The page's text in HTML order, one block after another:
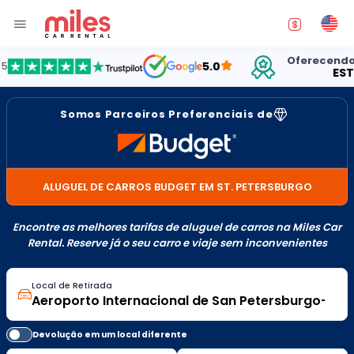
5.0 Oferecendo
Somos Parceiros Preferenciais de
ALUGUEL DE CARROS BUDGET EM ST. PETERSBURGO
Encontre as melhores tarifas de aluguel de carros na Miles Car
Rental. Reserve já o seu carro e viaje sem inconvenientes
Local de Retirada
Devolução em um local diferente